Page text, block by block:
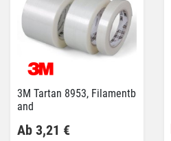
3M Tartan 8953, Filamentb
and
Ab 3,21 €